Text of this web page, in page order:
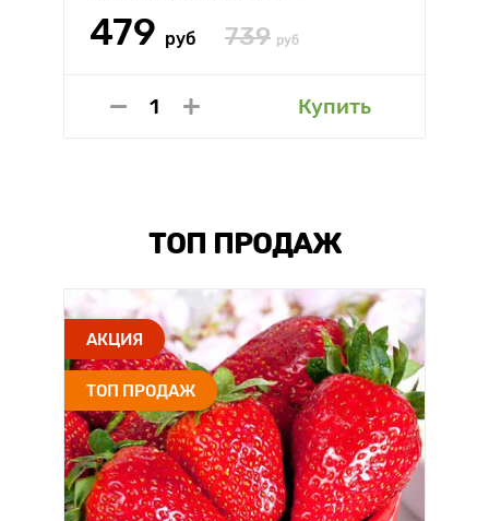
479 руб 739 руб
Купить
ТОП ПРОДАЖ
АКЦИЯ
ТОП ПРОДАЖ